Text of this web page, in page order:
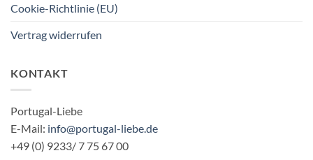
Cookie-Richtlinie (EU)
Vertrag widerrufen
KONTAKT
Portugal-Liebe
E-Mail: info@portugal-liebe.de
+49 (0) 9233/ 7 75 67 00